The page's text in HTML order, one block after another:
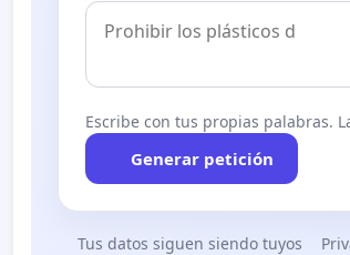
Escribe con tus propias palabras.
Generar petición
Tus datos siguen siendo tuyos